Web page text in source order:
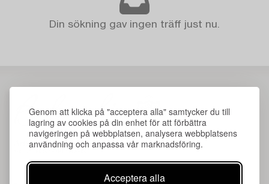
Genom att klicka på "acceptera alla" samtycker du till
lagring av cookies på din enhet för att förbättra
navigeringen på webbplatsen, analysera webbplatsens
användning och anpassa vår marknadsföring.
Acceptera alla
Din sökning gav ingen träff just nu.